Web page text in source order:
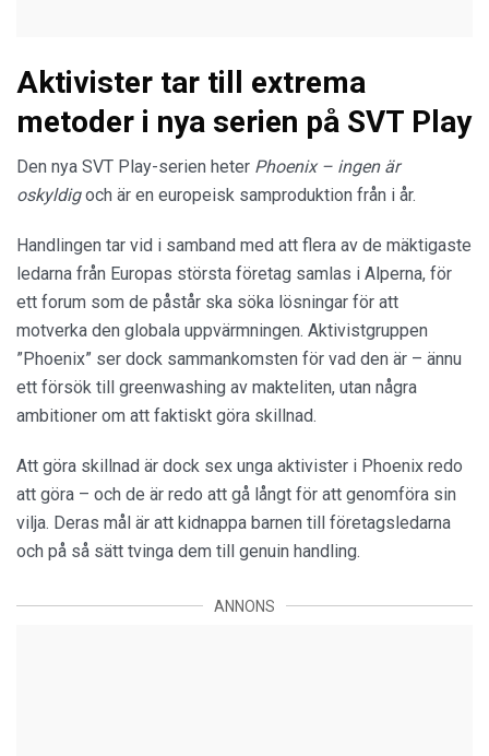
Aktivister tar till extrema
metoder i nya serien på SVT Play
Den nya SVT Play-serien heter Phoenix – ingen är
oskyldigoch är en europeisk samproduktion från i år.
Handlingen tar vid i samband med att flera av de mäktigaste
ledarna från Europas största företag samlas i Alperna, för
ett forum som de påstår ska söka lösningar för att
motverka den globala uppvärmningen. Aktivistgruppen
”Phoenix” ser dock sammankomsten för vad den är – ännu
ett försök till greenwashing av makteliten, utan några
ambitioner om att faktiskt göra skillnad.
Att göra skillnad är dock sex unga aktivister i Phoenix redo
att göra – och de är redo att gå långt för att genomföra sin
vilja. Deras mål är att kidnappa barnen till företagsledarna
och på så sätt tvinga dem till genuin handling.
ANNONS